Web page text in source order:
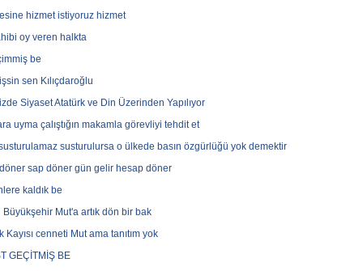
hizmet istiyoruz hizmet
oy veren halkta
be
sen Kılıçdaroğlu
Siyaset Atatürk ve Din Üzerinden Yapılıyor
uyma çalıştığın makamla görevliyi tehdit et
susturulursa o ülkede basın özgürlüğü yok demektir
sap döner gün gelir hesap döner
kaldık be
Büyükşehir Mut'a artık dön bir bak
Kayısı cenneti Mut ama tanıtım yok
GEÇİTMİŞ BE